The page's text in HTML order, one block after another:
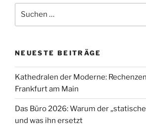
und
die
nach:
NEUESTE BEITRÄGE
Kathedralen der Moderne:
Frankfurt am Main
Das Büro 2026: Warum der
und was ihn ersetzt